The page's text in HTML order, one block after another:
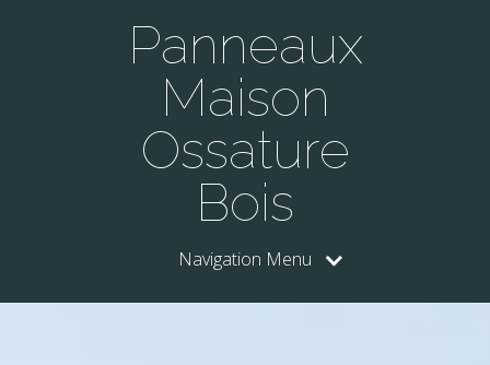
Panneaux
Maison
Ossature
Bois
Navigation Menu